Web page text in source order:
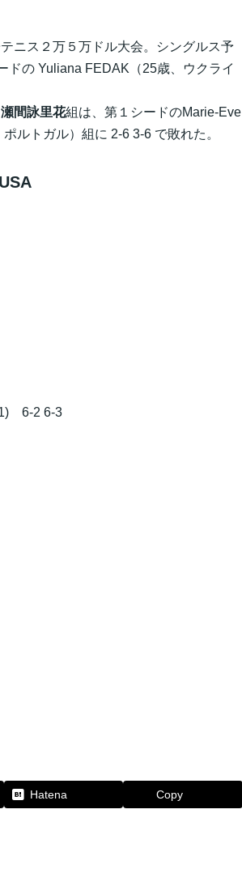
ニス２万５万ドル大会。シングルス予
ドの Yuliana FEDAK（25歳、ウクライ
瀬間詠里花組は、第１シードのMarie-Eve
ルトガル）組に 2-6 3-6 で敗れた。
6-2 6-3
Hatena Copy